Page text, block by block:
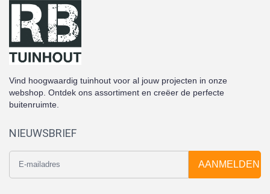
Vind hoogwaardig tuinhout voor al jouw projecten in onze
webshop. Ontdek ons assortiment en creëer de perfecte
buitenruimte.
NIEUWSBRIEF
AANMELDEN